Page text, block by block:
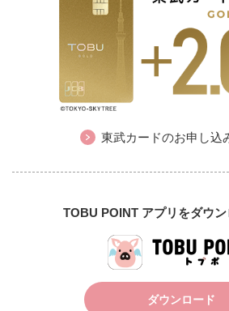
東武カードのお申し込
TOBU POINT アプリをダウン
ダウンロード